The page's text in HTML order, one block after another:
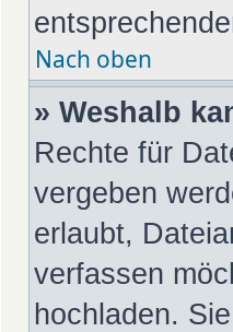
Nach oben
» Weshalb
Rechte für
vergeben
erlaubt,
verfassen
hochladen.